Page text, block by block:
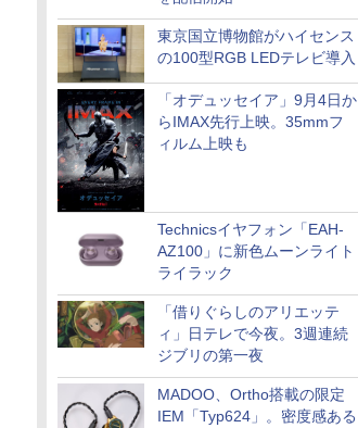
東京国立博物館がハイセンス
の100型RGB LEDテレビ導入
「オデュッセイア」9月4日か
らIMAX先行上映。35mmフ
ィルム上映も
Technicsイヤフォン「EAH-
AZ100」に新色ムーンライト
ライラック
「借りぐらしのアリエッテ
ィ」日テレで今夜。3週連続
ジブリの第一夜
MADOO、Ortho搭載の限定
IEM「Typ624」。密度感ある